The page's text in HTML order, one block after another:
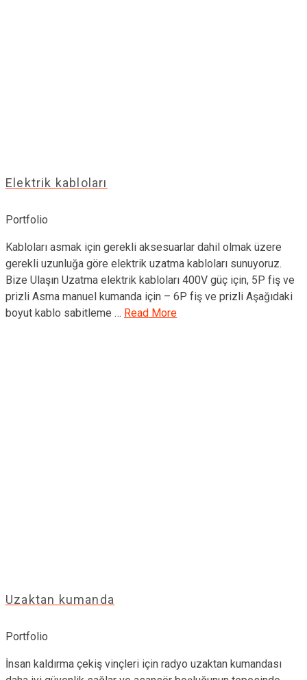
Elektrik kabloları
Portfolio
Kabloları asmak için gerekli aksesuarlar dahil olmak üzere
gerekli uzunluğa göre elektrik uzatma kabloları sunuyoruz.
Bize Ulaşın Uzatma elektrik kabloları 400V güç için, 5P fiş ve
prizli Asma manuel kumanda için – 6P fiş ve prizli Aşağıdaki
boyut kablo sabitleme … Read More
Uzaktan kumanda
Portfolio
İnsan kaldırma çekiş vinçleri için radyo uzaktan kumandası